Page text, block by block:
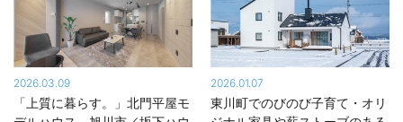
超気密・超断熱性能と全館床暖房により、玄関や廊下、トイレや
お風呂まで家中が暖かく、ストーブやパネルヒーターいらずの暮
らしを叶えます。冷暖房費を気にせず、ワンランク上の快適を届
自社グル―プで開発することで、高性能・高品質な住まいを標準
仕様、納得価格で提供しています。
2026.03.09
「上質に暮らす。」北門平屋モ
2026.01.07
東川町でのびのび子育て・オリ